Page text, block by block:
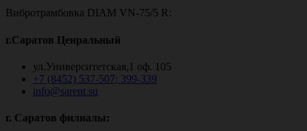
Вибротрамбовка DIAM VN-75/5 R:
г.Саратов Ценральный
ул.Университетская,1 оф. 105
+7 (8452) 537-507; 399-339
info@sarent.su
г. Саратов филиалы: